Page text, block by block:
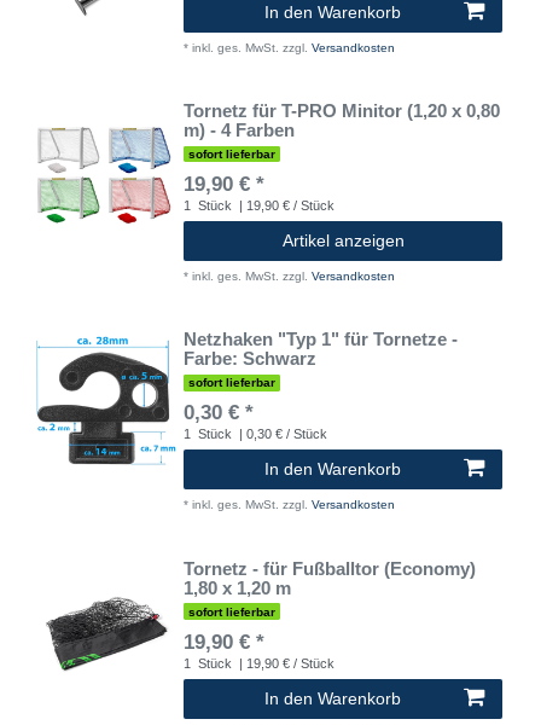
In den Warenkorb
* inkl. ges. MwSt. zzgl. Versandkosten
Tornetz für T-PRO Minitor (1,20 x 0,80
m) - 4 Farben
sofort lieferbar
19,90 € *
1 Stück | 19,90 € / Stück
Artikel anzeigen
* inkl. ges. MwSt. zzgl. Versandkosten
Netzhaken "Typ 1" für Tornetze -
Farbe: Schwarz
sofort lieferbar
0,30 € *
1 Stück | 0,30 € / Stück
In den Warenkorb
* inkl. ges. MwSt. zzgl. Versandkosten
Tornetz - für Fußballtor (Economy)
1,80 x 1,20 m
sofort lieferbar
19,90 € *
1 Stück | 19,90 € / Stück
In den Warenkorb